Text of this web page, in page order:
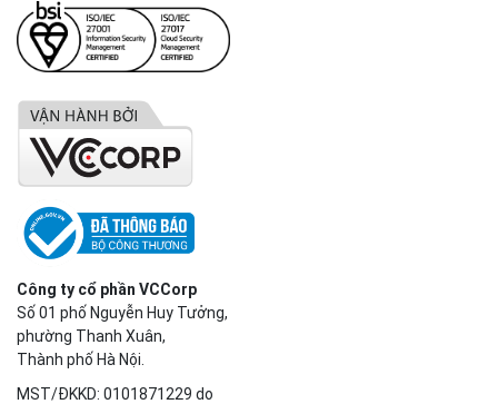
Công ty cổ phần VCCorp
Số 01 phố Nguyễn Huy Tưởng,
phường Thanh Xuân,
Thành phố Hà Nội.
MST/ĐKKD: 0101871229 do